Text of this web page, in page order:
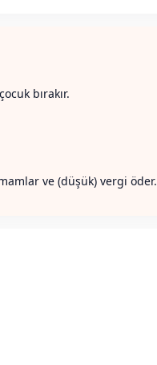
bırakır.
ve (düşük) vergi öder.